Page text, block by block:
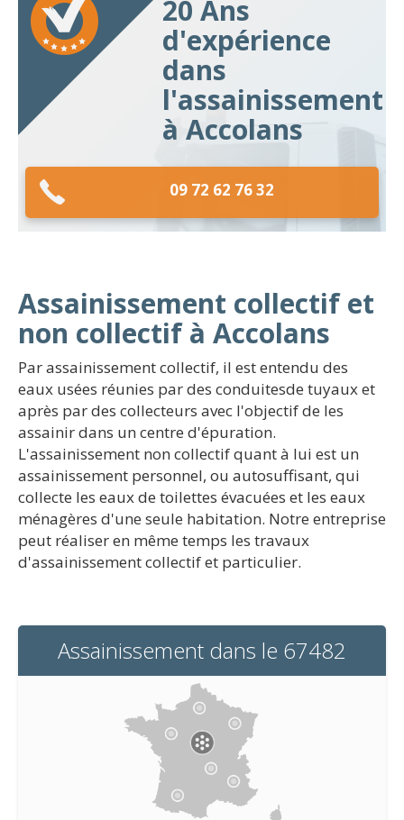
20 Ans
d'expérience
dans
l'assainissement
à Accolans
09 72 62 76 32
Assainissement collectif et
non collectif à Accolans
Par assainissement collectif, il est entendu des
eaux usées réunies par des conduitesde tuyaux et
après par des collecteurs avec l'objectif de les
assainir dans un centre d'épuration.
L'assainissement non collectif quant à lui est un
assainissement personnel, ou autosuffisant, qui
collecte les eaux de toilettes évacuées et les eaux
ménagères d'une seule habitation. Notre entreprise
peut réaliser en même temps les travaux
d'assainissement collectif et particulier.
Assainissement dans le 67482